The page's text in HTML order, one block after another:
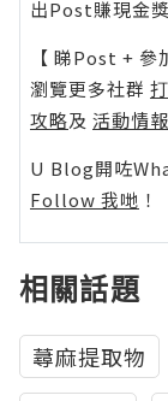
出Post賺現金
【 睇Post + 參
瀏覽更多社群
攻略及 活動情報
U Blog開咗
Follow 我哋 ！
相關話題
蕁麻提取物